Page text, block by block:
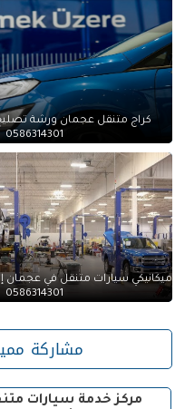
كراج متنقل عجمان ورشة
0586314301
ميكانيكي سيارات متنقل في عجمان
0586314301
مشاركة
مركز خدمة سيارات